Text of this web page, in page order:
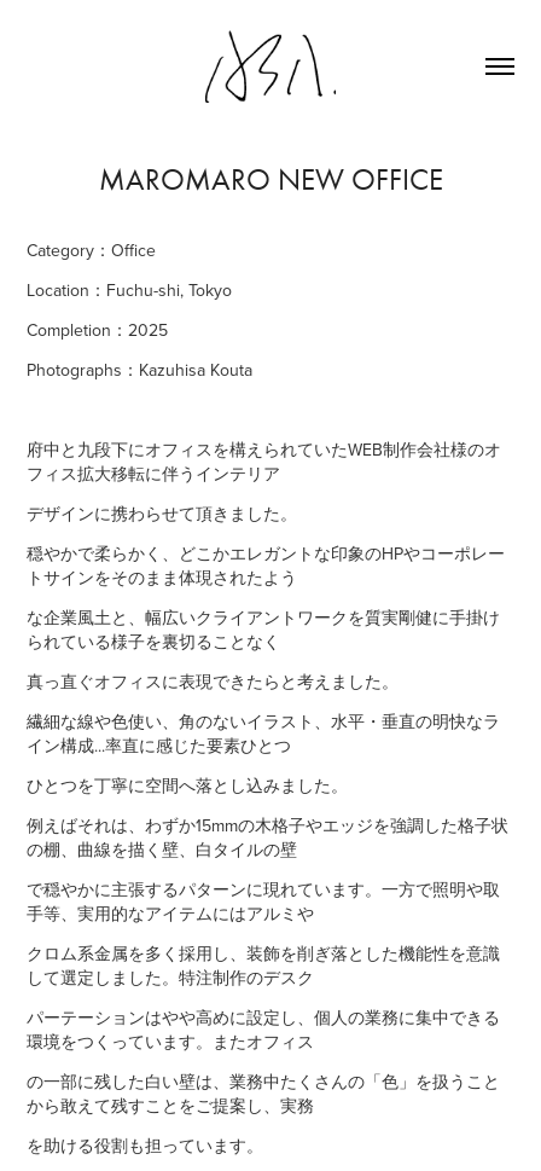
MAROMARO NEW OFFICE
Category：Office
Location：Fuchu-shi, Tokyo
Completion：2025
Photographs：Kazuhisa Kouta
府中と九段下にオフィスを構えられていたWEB制作会社様のオ
フィス拡大移転に伴う インテリア
デザインに携わらせて頂きました。
穏やかで柔らかく、どこかエレガントな印象のHPやコーポレー
トサインをそのまま体現されたよう
な企業風土と、幅広いクライアントワークを質実剛健に手掛け
られている様子を裏切ることなく
真っ直ぐオフィスに表現できたらと考えました。
繊細な線や色使い、角のないイラスト、水平・垂直の明快なラ
イン構成...率直に感じた要素ひとつ
ひとつを丁寧に空間へ落とし込みました。
例えばそれは、わずか15mmの木格子やエッジを強調した格子状
の棚、曲線を描く壁、白タイルの壁
で穏やかに主張するパターンに現れています。一方で照明や取
手等、実用的なアイテムにはアルミや
クロム系金属を多く採用し、装飾を削ぎ落とした機能性を意識
して選定しました。特注制作のデスク
パーテーションはやや高めに設定し、個人の業務に集中できる
環境をつくっています。またオフィス
の一部に残した白い壁は、業務中たくさんの「色」を扱うこと
から敢えて残すこと をご提案 し、実務
を助ける役割も担っています。